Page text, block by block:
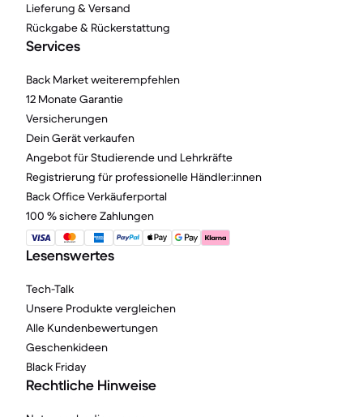
Lieferung & Versand
Rückgabe & Rückerstattung
Services
Back Market weiterempfehlen
12 Monate Garantie
Versicherungen
Dein Gerät verkaufen
Angebot für Studierende und Lehrkräfte
Registrierung für professionelle Händler:innen
Back Office Verkäuferportal
100 % sichere Zahlungen
Lesenswertes
Tech-Talk
Unsere Produkte vergleichen
Alle Kundenbewertungen
Geschenkideen
Black Friday
Rechtliche Hinweise